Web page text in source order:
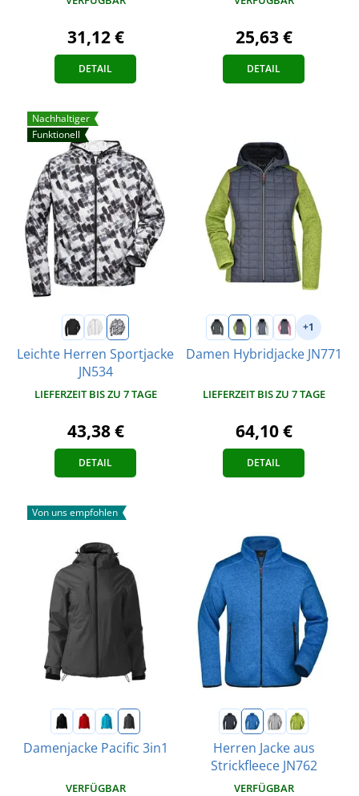
31,12 €
DETAIL
25,63 €
DETAIL
Nachhaltiger
Funktionell
Leichte Herren Sportjacke
JN534
LIEFERZEIT BIS ZU 7 TAGE
43,38 €
DETAIL
+1
Damen Hybridjacke JN771
LIEFERZEIT BIS ZU 7 TAGE
64,10 €
DETAIL
Von uns empfohlen
Damenjacke Pacific 3in1
VERFÜGBAR
Herren Jacke aus
Strickfleece JN762
VERFÜGBAR